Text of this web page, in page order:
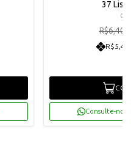
37
R$6,40
R$5,47
Consulte-nos